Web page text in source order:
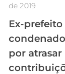
de 2019
Ex-
por